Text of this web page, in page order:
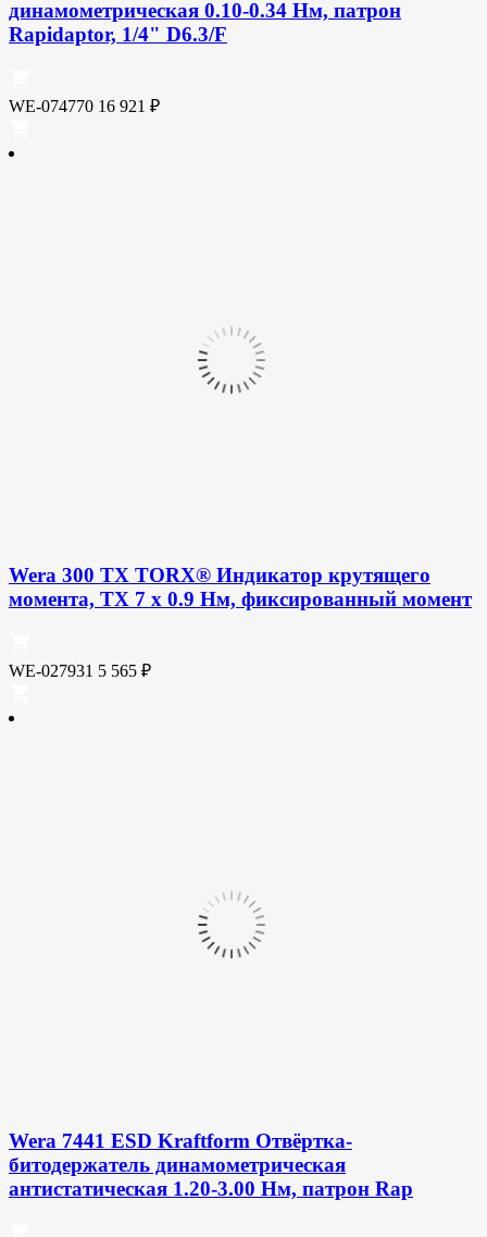
динамометрическая 0.10-0.34 Нм, патрон
Rapidaptor, 1/4" D6.3/F
WE-074770 16 921 ₽
Wera 300 TX TORX® Индикатор крутящего
момента, TX 7 x 0.9 Нм, фиксированный момент
WE-027931 5 565 ₽
Wera 7441 ESD Kraftform Отвёртка-
битодержатель динамометрическая
антистатическая 1.20-3.00 Нм, патрон Rap